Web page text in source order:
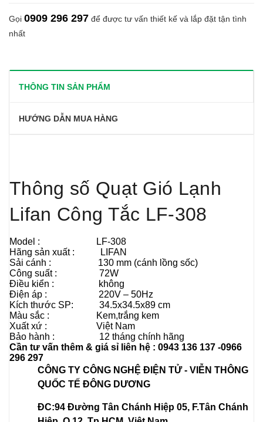
Gọi 0909 296 297 để được tư vấn thiết kế và lắp đặt tận tình
nhất
THÔNG TIN SẢN PHẨM
HƯỚNG DẪN MUA HÀNG
Thông số Quạt Gió Lạnh
Lifan Công Tắc LF-308
Model : LF-308
Hãng sản xuất : LIFAN
Sải cánh : 130 mm (cánh lồng sốc)
Công suất : 72W
Điều kiển : không
Điện áp : 220V – 50Hz
Kích thước SP: 34.5x34.5x89 cm
Màu sắc : Kem,trắng kem
Xuất xứ : Việt Nam
Bảo hành : 12 tháng chính hãng
Cần tư vấn thêm & giá sỉ liên hệ : 0943 136 137 -0966
296 297
CÔNG TY CÔNG NGHỆ ĐIỆN TỬ - VIỄN THÔNG
QUỐC TẾ ĐÔNG DƯƠNG
ĐC:94 Đường Tân Chánh Hiệp 05, F.Tân Chánh